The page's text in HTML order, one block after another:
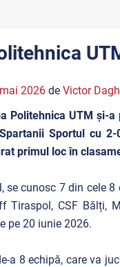
2026de Victor
Politehnica UTM și-
Sportul cu
primul loc în
se cunosc 7 din cele
Tiraspol, CSF Bălți,
pe 20 iunie 2026.
a 8 echipă, care va